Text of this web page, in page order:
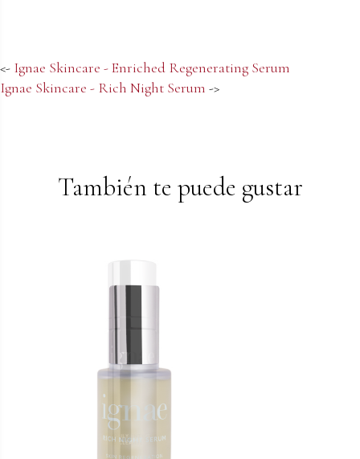
<- Ignae Skincare - Enriched Regenerating Serum
Ignae Skincare - Rich Night Serum ->
También te puede gustar